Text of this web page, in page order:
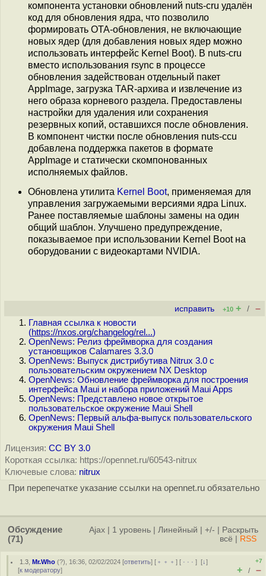
компонента установки обновлений nuts-cru удалён
код для обновления ядра, что позволило
формировать OTA-обновления, не включающие
новых ядер (для добавления новых ядер можно
использовать интерфейс Kernel Boot). В nuts-cru
вместо использования rsync в процессе
обновления задействован отдельный пакет
AppImage, загрузка TAR-архива и извлечение из
него образа корневого раздела. Предоставлены
настройки для удаления или сохранения
резервных копий, оставшихся после обновления.
В компонент чистки после обновления nuts-ccu
добавлена поддержка пакетов в формате
AppImage и статически скомпонованных
исполняемых файлов.
Обновлена утилита Kernel Boot, применяемая для
управления загружаемыми версиями ядра Linux.
Ранее поставляемые шаблоны замены на один
общий шаблон. Улучшено предупреждение,
показываемое при использовании Kernel Boot на
оборудовании с видеокартами NVIDIA.
исправить +10 + / –
Главная ссылка к новости
(https://nxos.org/changelog/rel...)
OpenNews: Релиз фреймворка для создания
установщиков Calamares 3.3.0
OpenNews: Выпуск дистрибутива Nitrux 3.0 с
пользовательским окружением NX Desktop
OpenNews: Обновление фреймворка для построения
интерфейса Maui и набора приложений Maui Apps
OpenNews: Представлено новое открытое
пользовательское окружение Maui Shell
OpenNews: Первый альфа-выпуск пользовательского
окружения Maui Shell
Лицензия: CC BY 3.0
Короткая ссылка: https://opennet.ru/60543-nitrux
Ключевые слова: nitrux
При перепечатке указание ссылки на opennet.ru обязательно
Обсуждение
(71)
Ajax 1 уровень Линейный +/-
Раскрыть
всё
RSS
1.3 ,Mr.Who (?), 16:36, 02/02/2024 [ответить] [ ﹢﹢﹢] [ · · ·][↓]
[к модератору]
+7
+ / –